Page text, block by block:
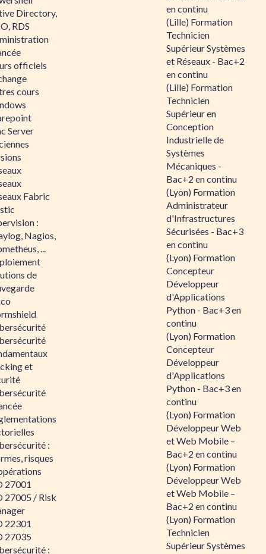
Directory,
RDS
officiels
cours
Server
Fabric
:
Nagios,
...
de
et
:
risques
27001
27005 / Risk
22301
27035
:
en continu
(Lille) Formation
Technicien
Supérieur Systèmes
et Réseaux - Bac+2
en continu
(Lille) Formation
Technicien
Supérieur en
Conception
Industrielle de
Systèmes
Mécaniques -
Bac+2 en continu
(Lyon) Formation
Administrateur
d'Infrastructures
Sécurisées - Bac+3
en continu
(Lyon) Formation
Concepteur
Développeur
d'Applications
Python - Bac+3 en
continu
(Lyon) Formation
Concepteur
Développeur
d'Applications
Python - Bac+3 en
continu
(Lyon) Formation
Développeur Web
et Web Mobile –
Bac+2 en continu
(Lyon) Formation
Développeur Web
et Web Mobile –
Bac+2 en continu
(Lyon) Formation
Technicien
Supérieur Systèmes